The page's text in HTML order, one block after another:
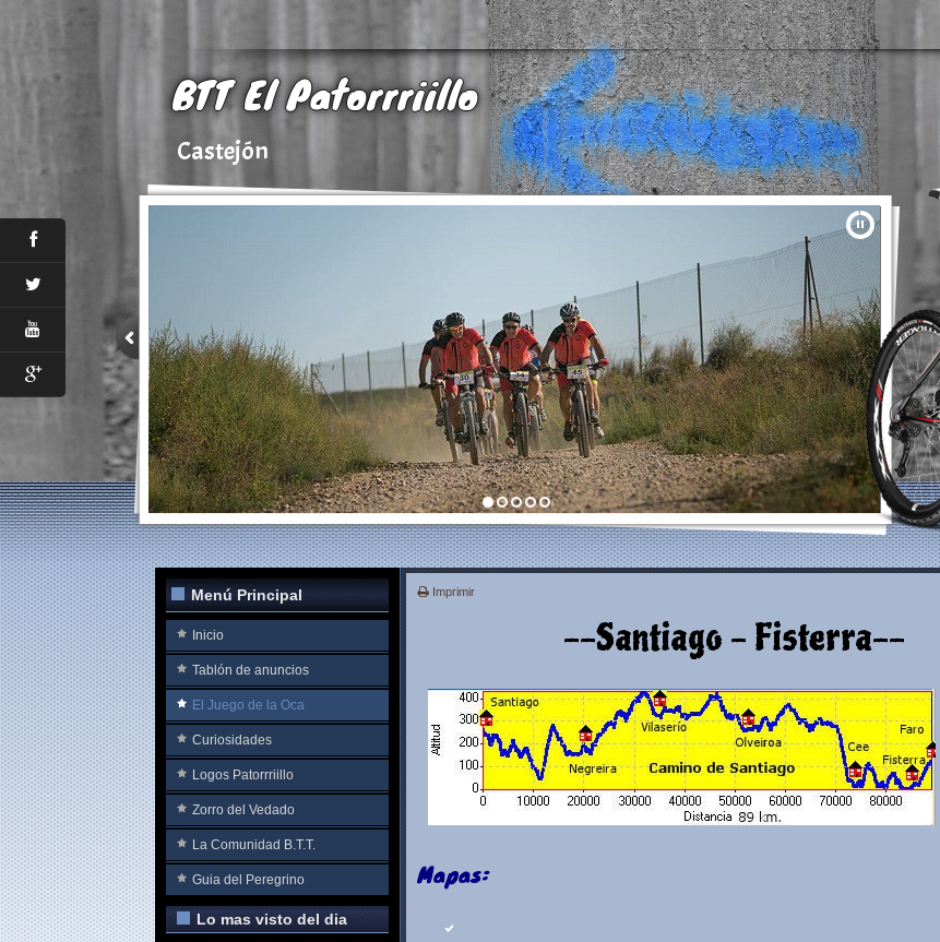
BTT El Patorrriillo
Castejón
Menú Principal
Inicio
Tablón de anuncios
El Juego de la Oca
Curiosidades
Logos Patorrriillo
Zorro del Vedado
La Comunidad B.T.T.
Guia del Peregrino
Lo mas visto del dia
Imprimir
--Santiago - Fisterra--
Mapas: